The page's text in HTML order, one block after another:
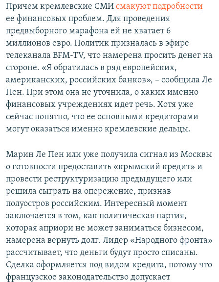
Причем кремлевские СМИ смакуют подробности
ее финансовых проблем. Для проведения
предвыборного марафона ей не хватает 6
миллионов евро. Политик призналась в эфире
телеканала BFM-TV, что намерена просить денег на
стороне. «Я обратилась в ряд европейских,
американских, российских банков», – сообщила Ле
Пен. При этом она не уточнила, о каких именно
финансовых учреждениях идет речь. Хотя уже
сейчас понятно, что ее основными кредиторами
могут оказаться именно кремлевские дельцы.
Марин Ле Пен или уже получила сигнал из Москвы
о готовности предоставить «крымский кредит» и
провести реструктуризацию предыдущего или
решила сыграть на опережение, признав
полуостров российским. Интересный момент
заключается в том, как политическая партия,
которая априори не может заниматься бизнесом,
намерена вернуть долг. Лидер «Народного фронта»
рассчитывает, что деньги будут просто списаны.
Сделка оформляется под видом кредита, потому что
французское законодательство допускает